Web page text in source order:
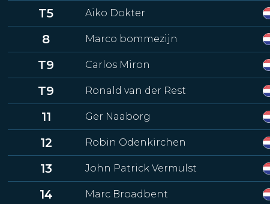
T5
Aiko Dokter
8
Marco bommezijn
T9
Carlos Miron
T9
Ronald van der Rest
11
Ger Naaborg
12
Robin Odenkirchen
13
John Patrick Vermulst
14
Marc Broadbent